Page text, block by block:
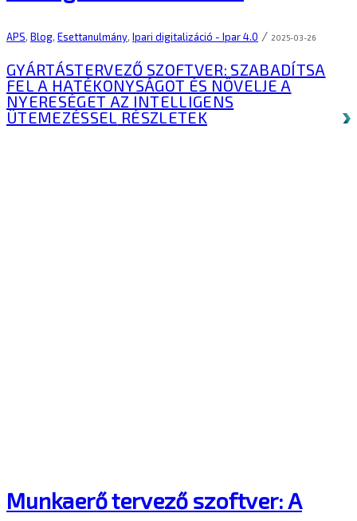
APS, Blog, Esettanulmány, Ipari digitalizáció - Ipar 4.0 / 2025-03-26
GYÁRTÁSTERVEZŐ SZOFTVER: SZABADÍTSA
FEL A HATÉKONYSÁGOT ÉS NÖVELJE A
NYERESÉGET AZ INTELLIGENS
ÜTEMEZÉSSEL RÉSZLETEK
Munkaerő tervező szoftver: A